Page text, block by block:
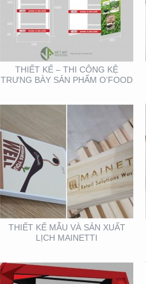
THIẾT KẾ – THI CÔNG KỆ
TRƯNG BÀY SẢN PHẨM O’FOOD
THIẾT KẾ MẪU VÀ SẢN
XUẤT LỊCH MAINETTI
THIẾT KẾ MẪU VÀ SẢN XUẤT
LỊCH MAINETTI
BOOTH TRIỂN LÃM
CITIGYM ( TẠI HỘI CHỢ
EXPO_NOVOLAND)